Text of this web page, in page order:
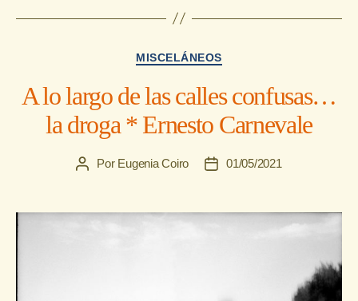
Categorías
MISCELÁNEOS
A lo largo de las calles confusas…
la droga * Ernesto Carnevale
Autor
entrada
Por Eugenia Coiro
Fecha
entrada
01/05/2021